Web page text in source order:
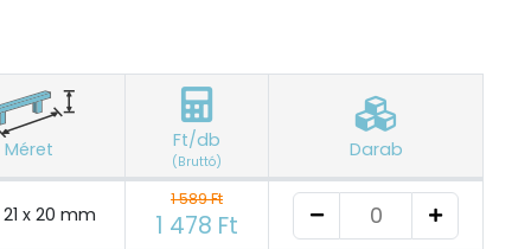
Méret Ft/db
(Bruttó)
Darab
1 589 Ft
1 478 Ft
21 x 20 mm